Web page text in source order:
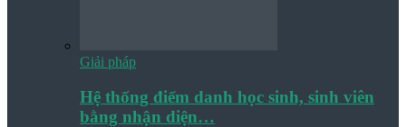
Giải pháp
Hệ thống điểm danh học sinh, sinh viên
bằng nhận diện…